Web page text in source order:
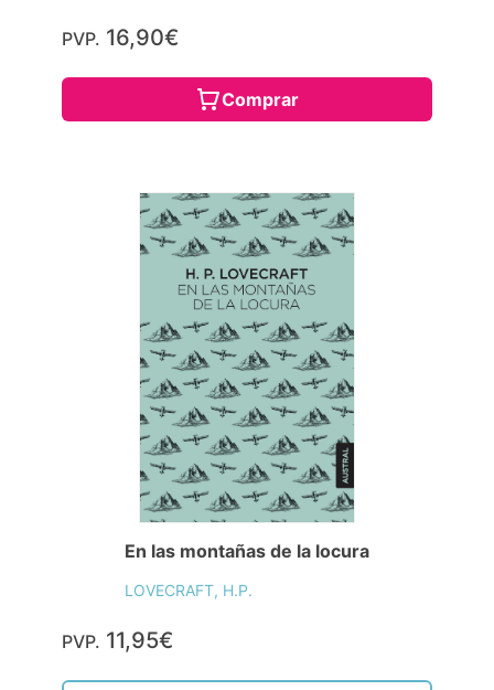
PVP. 16,90€
Comprar
En las montañas de la locura
LOVECRAFT, H.P.
PVP. 11,95€